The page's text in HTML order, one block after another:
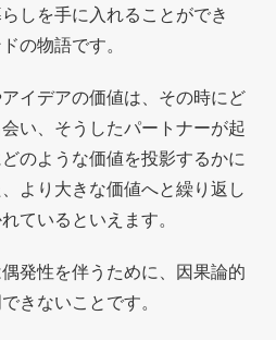
しを手に入れることができ
の物語です。
イデアの価値は、その時にど
い、そうしたパートナーが起
のような価値を投影するかに
より大きな価値へと繰り返し
ているといえます。
発性を伴うために、因果論的
きないことです。